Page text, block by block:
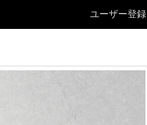
ユーザー登録